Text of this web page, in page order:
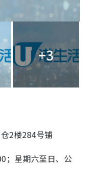
+3
2楼284号铺
；星期六至日、公